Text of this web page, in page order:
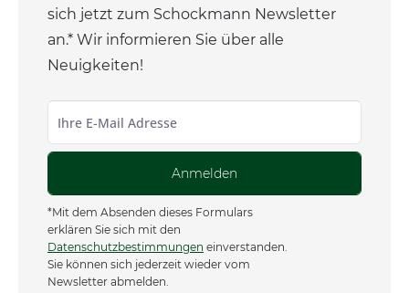
sich jetzt zum Schockmann Newsletter
an.* Wir informieren Sie über alle
Neuigkeiten!
Anmelden
*Mit dem Absenden dieses Formulars
erklären Sie sich mit den
Datenschutzbestimmungen einverstanden.
Sie können sich jederzeit wieder vom
Newsletter abmelden.